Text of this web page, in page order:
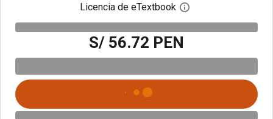
Licencia de eTextbook Abre el cuadro de
S/ 56.72 PEN